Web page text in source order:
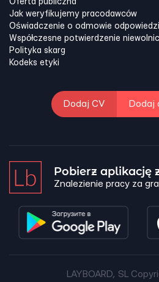
Oferta publiczna
Jak weryfikujemy pracodawców
Oświadczenie o odmowie
Współczesne potwierdzenie
Polityka skarg
Kodeks etyki
Dodaj CV Dodaj
Pobierz aplikację
Znalezienie pracy za
LAYBOARD, SL